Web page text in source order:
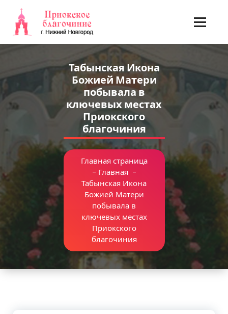
содержимому
Табынская Икона
Божией Матери
побывала в
ключевых местах
Приокского
благочиния
Главная страница
- Главная-
Табынская Икона
Божией Матери
побывала в
ключевых местах
Приокского
благочиния